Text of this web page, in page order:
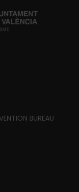
BUREAU